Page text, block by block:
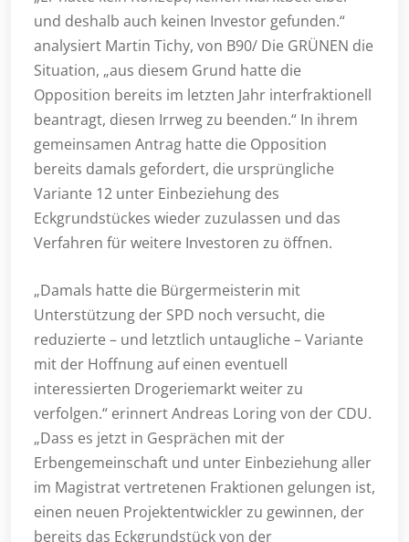
und deshalb auch keinen Investor gefunden.“
analysiert Martin Tichy, von B90/ Die GRÜNEN die
Situation, „aus diesem Grund hatte die
Opposition bereits im letzten Jahr interfraktionell
beantragt, diesen Irrweg zu beenden.“ In ihrem
gemeinsamen Antrag hatte die Opposition
bereits damals gefordert, die ursprüngliche
Variante 12 unter Einbeziehung des
Eckgrundstückes wieder zuzulassen und das
Verfahren für weitere Investoren zu öffnen.
„Damals hatte die Bürgermeisterin mit
Unterstützung der SPD noch versucht, die
reduzierte – und letztlich untaugliche – Variante
mit der Hoffnung auf einen eventuell
interessierten Drogeriemarkt weiter zu
verfolgen.“ erinnert Andreas Loring von der CDU.
„Dass es jetzt in Gesprächen mit der
Erbengemeinschaft und unter Einbeziehung aller
im Magistrat vertretenen Fraktionen gelungen ist,
einen neuen Projektentwickler zu gewinnen, der
bereits das Eckgrundstück von der